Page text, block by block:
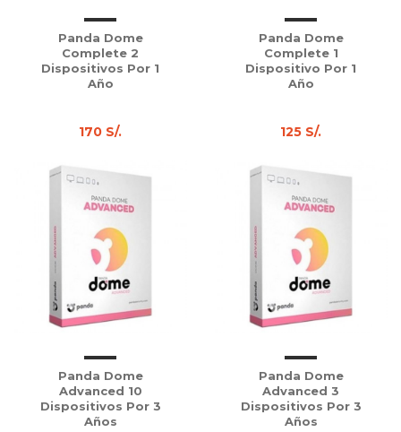
Panda Dome
Complete 2
Dispositivos Por 1
Año
170 S/.
Panda Dome
Complete 1
Dispositivo Por 1
Año
125 S/.
Panda Dome
Advanced 10
Dispositivos Por 3
Años
Panda Dome
Advanced 3
Dispositivos Por 3
Años